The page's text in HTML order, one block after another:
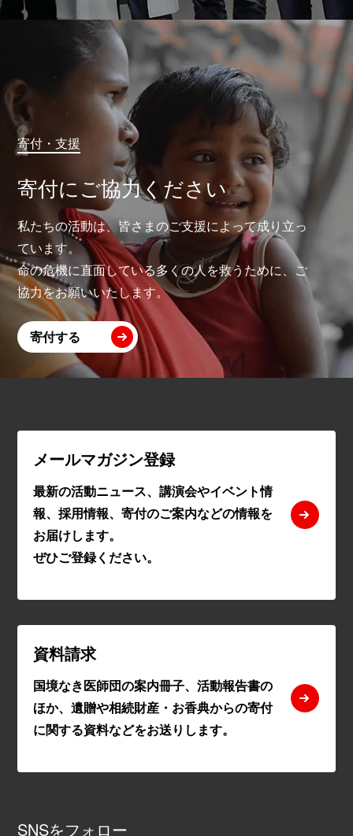
寄付・支援
寄付にご協力ください
私たちの活動は、皆さまのご支援によって成り立っ
ています。
命の危機に直面している多くの人を救うために、ご
協力をお願いいたします。
寄付する
メールマガジン登録
最新の活動ニュース、講演会やイベント情
報、採用情報、寄付のご案内などの情報を
お届けします。
ぜひご登録ください。
資料請求
国境なき医師団の案内冊子、活動報告書の
ほか、遺贈や相続財産・お香典からの寄付
に関する資料などをお送りします。
SNSをフォロー